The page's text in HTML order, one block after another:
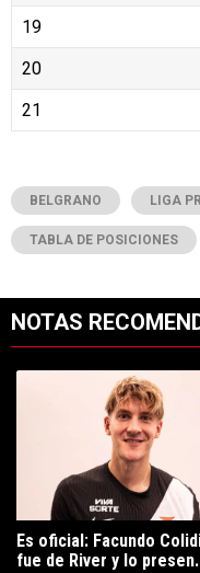
19
20
21
BELGRANO LIGA
TABLA DE POSICIONES
NOTAS
Un artículo de tendencia
Es oficial: Facundo
fue de River y lo